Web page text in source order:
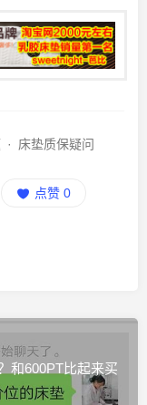
· 床垫质保疑问
点赞 0
和600PT比起来买